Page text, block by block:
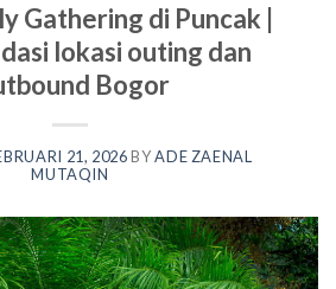
Gathering di Puncak |
lokasi outing dan
Bogor
21, 2026 BYADE ZAENAL
MUTAQIN